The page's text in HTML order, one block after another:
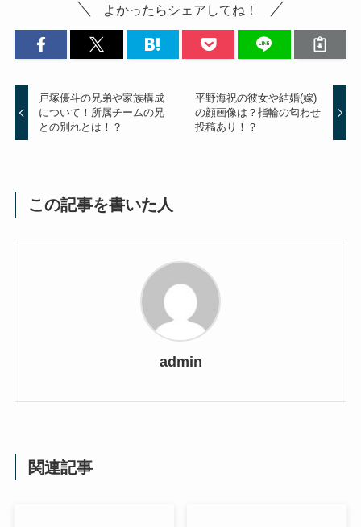
よかったらシェアしてね！
戸塚優斗の兄弟や家族構成
について！所属チームの兄
との別れとは！？
平野海祝の彼女や結婚(嫁)
の顔画像は？指輪の匂わせ
投稿あり！？
この記事を書いた人
admin
関連記事